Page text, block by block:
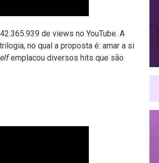
de views no YouTube. A
no qual a proposta é: amar a si
emplacou diversos hits que são